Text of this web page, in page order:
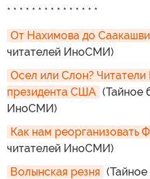
* * * * * * * * * * * * * * *
От Нахимова до
читателей ИноСМИ)
Осел или Слон?
президента США (Тайное
ИноСМИ)
Как нам реорганизовать
читателей ИноСМИ)
Волынская резня (Тайное